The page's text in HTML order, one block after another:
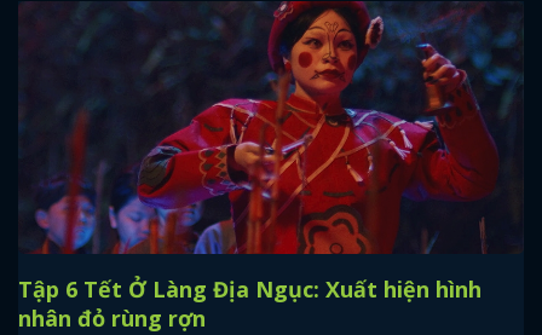
Tập 6 Tết Ở Làng Địa Ngục: Xuất hiện hình
nhân đỏ rùng rợn